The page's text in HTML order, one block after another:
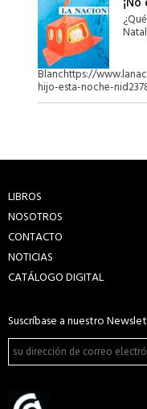
Blanchttps://
hijo-esta-noche-
LIBROS
NOSOTROS
CONTACTO
NOTICIAS
CATÁLOGO DIGITAL
Suscríbase a nuestro